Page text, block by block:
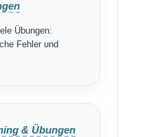
Übungen:
Fehler und
& Übungen